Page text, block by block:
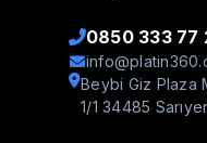
0850 333 77
Beybi Giz Plaza
1/1 34485